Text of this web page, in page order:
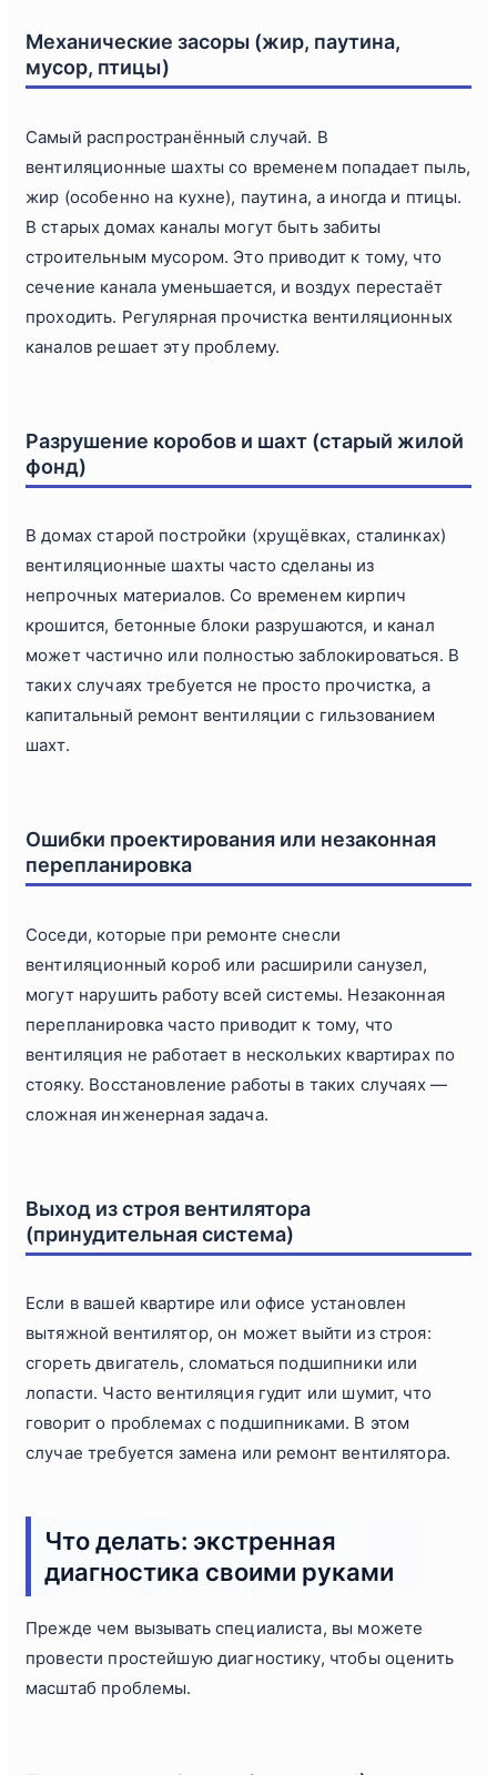
Механические засоры (жир, паутина,
мусор, птицы)
Самый распространённый случай. В
вентиляционные шахты со временем попадает пыль,
жир (особенно на кухне), паутина, а иногда и птицы.
В старых домах каналы могут быть забиты
строительным мусором. Это приводит к тому, что
сечение канала уменьшается, и воздух перестаёт
проходить. Регулярная прочистка вентиляционных
каналов решает эту проблему.
Разрушение коробов и шахт (старый жилой
фонд)
В домах старой постройки (хрущёвках, сталинках)
вентиляционные шахты часто сделаны из
непрочных материалов. Со временем кирпич
крошится, бетонные блоки разрушаются, и канал
может частично или полностью заблокироваться. В
таких случаях требуется не просто прочистка, а
капитальный ремонт вентиляции с гильзованием
шахт.
Ошибки проектирования или незаконная
перепланировка
Соседи, которые при ремонте снесли
вентиляционный короб или расширили санузел,
могут нарушить работу всей системы. Незаконная
перепланировка часто приводит к тому, что
вентиляция не работает в нескольких квартирах по
стояку. Восстановление работы в таких случаях —
сложная инженерная задача.
Выход из строя вентилятора
(принудительная система)
Если в вашей квартире или офисе установлен
вытяжной вентилятор, он может выйти из строя:
сгореть двигатель, сломаться подшипники или
лопасти. Часто вентиляция гудит или шумит, что
говорит о проблемах с подшипниками. В этом
случае требуется замена или ремонт вентилятора.
Что делать: экстренная
диагностика своими руками
Прежде чем вызывать специалиста, вы можете
провести простейшую диагностику, чтобы оценить
масштаб проблемы.